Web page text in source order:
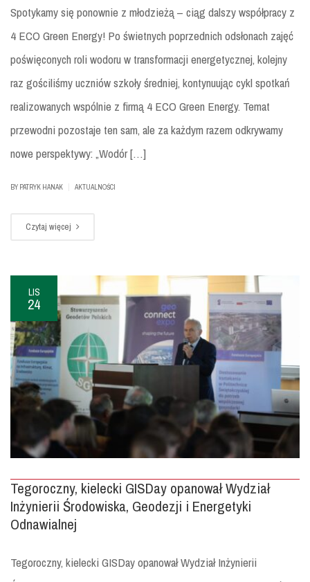
Spotykamy się ponownie z młodzieżą – ciąg dalszy współpracy z
4 ECO Green Energy! Po świetnych poprzednich odsłonach zajęć
poświęconych roli wodoru w transformacji energetycznej, kolejny
raz gościliśmy uczniów szkoły średniej, kontynuując cykl spotkań
realizowanych wspólnie z firmą 4 ECO Green Energy. Temat
przewodni pozostaje ten sam, ale za każdym razem odkrywamy
nowe perspektywy: „Wodór […]
BY PATRYK HANAK AKTUALNOŚCI
Czytaj więcej
LIS
24
Tegoroczny, kielecki GISDay opanował Wydział
Inżynierii Środowiska, Geodezji i Energetyki
Odnawialnej
Tegoroczny, kielecki GISDay opanował Wydział Inżynierii